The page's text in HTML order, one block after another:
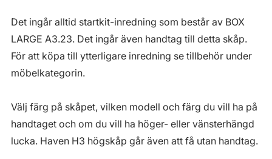
Det ingår alltid startkit-inredning som består av BOX
LARGE A3.23. Det ingår även handtag till detta skåp.
För att köpa till ytterligare inredning se tillbehör under
möbelkategorin.
Välj färg på skåpet, vilken modell och färg du vill ha på
handtaget och om du vill ha höger- eller vänsterhängd
lucka. Haven H3 högskåp går även att få utan handtag.